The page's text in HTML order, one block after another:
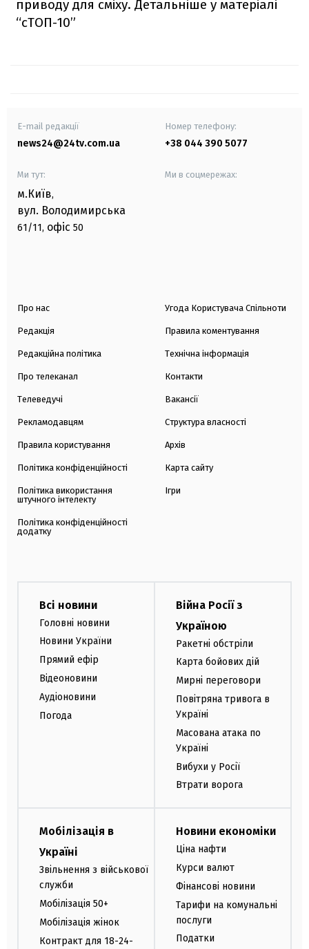
приводу для сміху. Детальніше у матеріалі
“сТОП-10”
E-mail редакції
news24@24tv.com.ua
Номер телефону:
+38 044 390 5077
Ми тут:
м.Київ,
вул. Володимирська
61/11, офіс 50
Ми в соцмережах:
Про нас
Редакція
Редакційна політика
Про телеканал
Телеведучі
Рекламодавцям
Правила користування
Політика конфіденційності
Політика використання
штучного інтелекту
Політика конфіденційності
додатку
Угода Користувача Спільноти
Правила коментування
Технічна інформація
Контакти
Вакансії
Структура власності
Архів
Карта сайту
Ігри
Всі новини
Головні новини
Новини України
Прямий ефір
Відеоновини
Аудіоновини
Погода
Війна Росії з
Україною
Ракетні обстріли
Карта бойових дій
Мирні переговори
Повітряна тривога в
Україні
Масована атака по
Україні
Вибухи у Росії
Втрати ворога
Мобілізація в
Україні
Звільнення з військової
служби
Мобілізація 50+
Мобілізація жінок
Контракт для 18-24-
Новини економіки
Ціна нафти
Курси валют
Фінансові новини
Тарифи на комунальні
послуги
Податки